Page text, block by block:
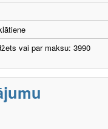
vai par maksu: 3990